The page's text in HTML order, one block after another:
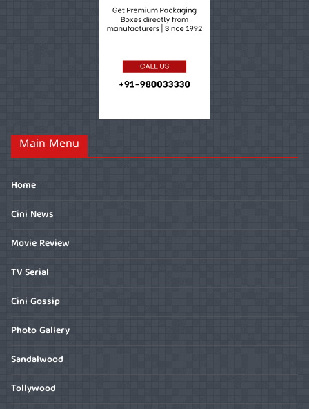
Main Menu
Home
Cini News
Movie Review
TV Serial
Cini Gossip
Photo Gallery
Sandalwood
Tollywood